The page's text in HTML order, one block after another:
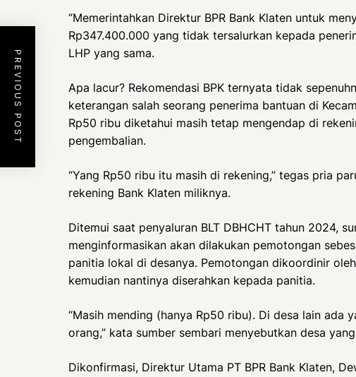
“Memerintahkan Direktur BPR Bank Klaten untuk
Rp347.400.000 yang tidak tersalurkan kepada
LHP yang sama.
Apa lacur? Rekomendasi BPK ternyata tidak
keterangan salah seorang penerima bantuan di
Rp50 ribu diketahui masih tetap mengendap di
pengembalian.
“Yang Rp50 ribu itu masih di rekening,” tegas pria
rekening Bank Klaten miliknya.
Ditemui saat penyaluran BLT DBHCHT tahun 2024,
menginformasikan akan dilakukan pemotongan
panitia lokal di desanya. Pemotongan dikoordinir
kemudian nantinya diserahkan kepada panitia.
“Masih mending (hanya Rp50 ribu). Di desa lain ada
orang,” kata sumber sembari menyebutkan desa
Dikonfirmasi, Direktur Utama PT BPR Bank Klaten,
PREVIOUS POST